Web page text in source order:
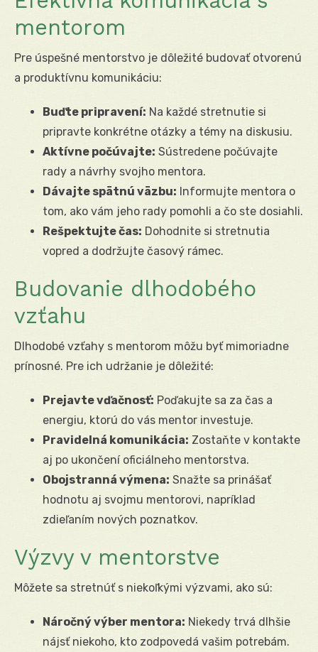
mentorom
Pre úspešné mentorstvo je dôležité budovať otvorenú
a produktívnu komunikáciu:
Buďte pripravení: Na každé stretnutie si
pripravte konkrétne otázky a témy na diskusiu.
Aktívne počúvajte: Sústredene počúvajte
rady a návrhy svojho mentora.
Dávajte spätnú väzbu: Informujte mentora o
tom, ako vám jeho rady pomohli a čo ste dosiahli.
Rešpektujte čas: Dohodnite si stretnutia
vopred a dodržujte časový rámec.
Budovanie dlhodobého
vzťahu
Dlhodobé vzťahy s mentorom môžu byť mimoriadne
prínosné. Pre ich udržanie je dôležité:
Prejavte vďačnosť: Poďakujte sa za čas a
energiu, ktorú do vás mentor investuje.
Pravidelná komunikácia: Zostaňte v kontakte
aj po ukončení oficiálneho mentorstva.
Obojstranná výmena: Snažte sa prinášať
hodnotu aj svojmu mentorovi, napríklad
zdieľaním nových poznatkov.
Výzvy v mentorstve
Môžete sa stretnúť s niekoľkými výzvami, ako sú:
Náročný výber mentora: Niekedy trvá dlhšie
nájsť niekoho, kto zodpovedá vašim potrebám.